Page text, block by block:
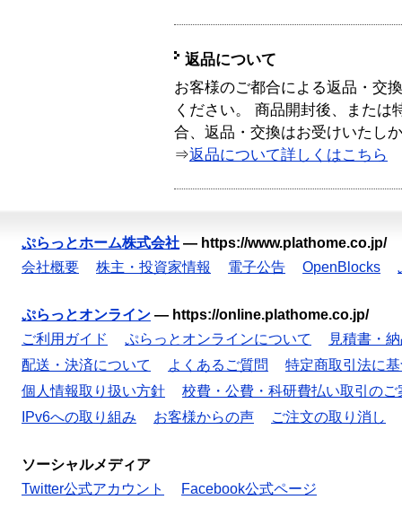
返品について
お客様のご都合による返品・交
ください。 商品開封後、または
合、返品・交換はお受けいたし
⇒返品について詳しくはこちら
ぷらっとホーム株式会社 — https://www.plathome.co.jp/
会社概要
株主・投資家情報 電子公告 OpenBlocks
ぷらっとオンライン — https://online.plathome.co.jp/
ご利用ガイド
ぷらっとオンラインについて
見積書・
配送・決済について
よくあるご質問
特定商取引法に
個人情報取り扱い方針
校費・公費・科研費払い取引のご
IPv6への取り組み
お客様からの声 ご注文の取り消し
ソーシャルメディア
Twitter公式アカウント
Facebook公式ページ